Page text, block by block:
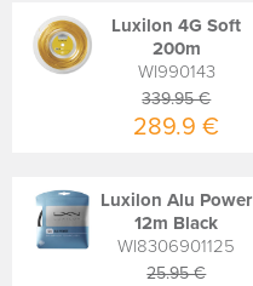
Luxilon 4G Soft
200m
WI990143
339.95 €
289.9 €
Luxilon Alu Power
12m Black
WI8306901125
25.95 €